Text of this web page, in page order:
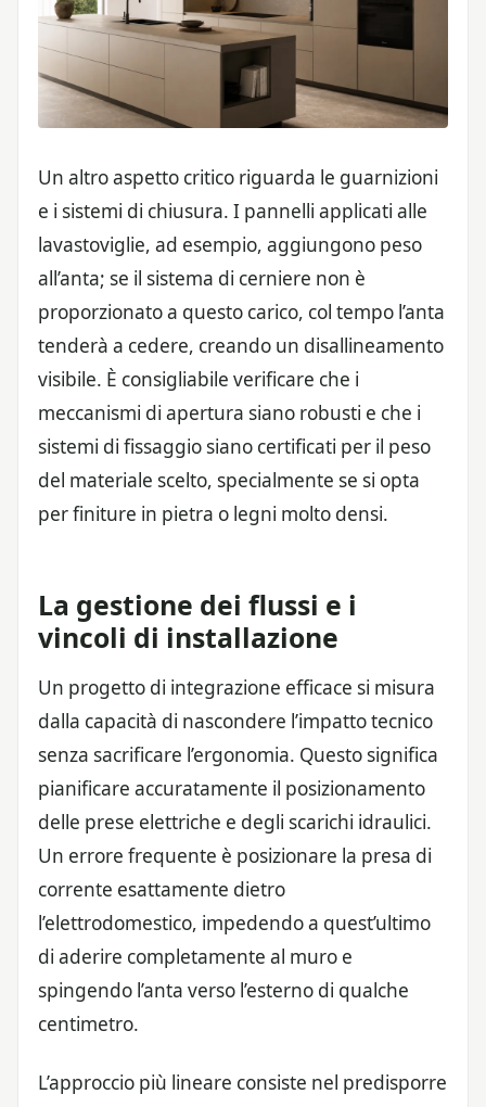
Un altro aspetto critico riguarda le guarnizioni
e i sistemi di chiusura. I pannelli applicati alle
lavastoviglie, ad esempio, aggiungono peso
all’anta; se il sistema di cerniere non è
proporzionato a questo carico, col tempo l’anta
tenderà a cedere, creando un disallineamento
visibile. È consigliabile verificare che i
meccanismi di apertura siano robusti e che i
sistemi di fissaggio siano certificati per il peso
del materiale scelto, specialmente se si opta
per finiture in pietra o legni molto densi.
La gestione dei flussi e i
vincoli di installazione
Un progetto di integrazione efficace si misura
dalla capacità di nascondere l’impatto tecnico
senza sacrificare l’ergonomia. Questo significa
pianificare accuratamente il posizionamento
delle prese elettriche e degli scarichi idraulici.
Un errore frequente è posizionare la presa di
corrente esattamente dietro
l’elettrodomestico, impedendo a quest’ultimo
di aderire completamente al muro e
spingendo l’anta verso l’esterno di qualche
centimetro.
L’approccio più lineare consiste nel predisporre